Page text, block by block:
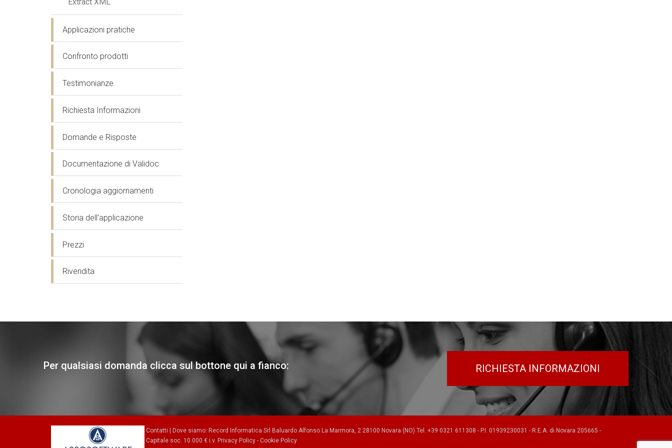
Applicazioni pratiche
Confronto prodotti
Testimonianze
Richiesta Informazioni
Domande e Risposte
Documentazione di Validoc
Cronologia aggiornamenti
Storia dell’applicazione
Prezzi
Rivendita
Per qualsiasi domanda clicca sul bottone qui a fianco: RICHIESTA INFORMAZIONI
Contatti Dove siamo: Record Informatica Srl Baluardo Alfonso La Marmora, 2 28100 Novara (NO) Tel. +39 0321 611308 - P.I. 01939230031 - R.E.A. di Novara 205665 -
Capitale soc. 10.000 € i.v. Privacy Policy - Cookie Policy